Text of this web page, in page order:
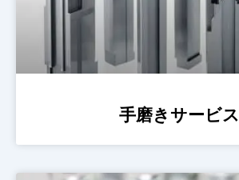
手磨きサービス